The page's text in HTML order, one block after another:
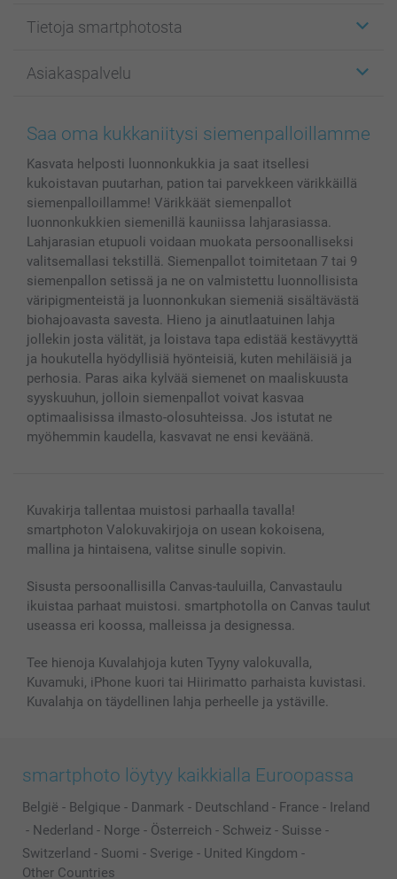
Kuvakortit
Kuvakirjat
Valokuvat, Julisteet & Taskukirjat
MyNameBook
Kuvakalenterit & Päivyrit
Valokuvakehykset & Lisätarvikkeet
Lahjakortti
Kaikki kuvatuotteet
Tietoja smartphotosta
Affiliate ohjelma
Evästekäytäntö
Ehdot/takuut
Investor Relations
Asiakaspalvelu
100% tyytyväisyystakuu
Hinnat & maksutavat
Tilausten tila
Saa oma kukkaniitysi siemenpalloillamme
Kasvata helposti luonnonkukkia ja saat itsellesi
kukoistavan puutarhan, pation tai parvekkeen värikkäillä
siemenpalloillamme! Värikkäät siemenpallot
luonnonkukkien siemenillä kauniissa lahjarasiassa.
Lahjarasian etupuoli voidaan muokata persoonalliseksi
valitsemallasi tekstillä. Siemenpallot toimitetaan 7 tai 9
siemenpallon setissä ja ne on valmistettu luonnollisista
väripigmenteistä ja luonnonkukan siemeniä sisältävästä
biohajoavasta savesta. Hieno ja ainutlaatuinen lahja
jollekin josta välität, ja loistava tapa edistää kestävyyttä
ja houkutella hyödyllisiä hyönteisiä, kuten mehiläisiä ja
perhosia. Paras aika kylvää siemenet on maaliskuusta
syyskuuhun, jolloin siemenpallot voivat kasvaa
optimaalisissa ilmasto-olosuhteissa. Jos istutat ne
myöhemmin kaudella, kasvavat ne ensi keväänä.
Kuvakirja tallentaa muistosi parhaalla tavalla!
smartphoton Valokuvakirjoja on usean kokoisena,
mallina ja hintaisena, valitse sinulle sopivin.
Sisusta persoonallisilla Canvas-tauluilla, Canvastaulu
ikuistaa parhaat muistosi. smartphotolla on Canvas taulut
useassa eri koossa, malleissa ja designessa.
Tee hienoja Kuvalahjoja kuten Tyyny valokuvalla,
Kuvamuki, iPhone kuori tai Hiirimatto parhaista kuvistasi.
Kuvalahja on täydellinen lahja perheelle ja ystäville.
smartphoto löytyy kaikkialla Euroopassa
België - Belgique - Danmark - Deutschland - France - Ireland
- Nederland - Norge - Österreich - Schweiz - Suisse -
Switzerland - Suomi - Sverige - United Kingdom -
Other Countries